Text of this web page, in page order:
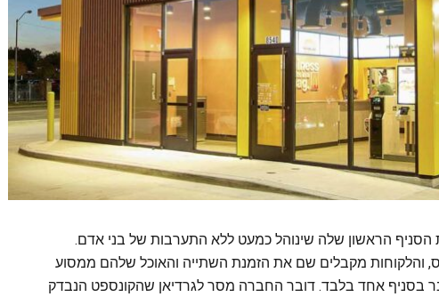
הסניף הראשון שלה שינוהל כמעט ללא התערבות של בני אדם.
והלקוחות מקבלים שם את הזמנת השתייה והאוכל שלהם ממסוע
בסניף אחד בלבד. דובר החברה מסר לגרדיאן שהקונספט הנבדק